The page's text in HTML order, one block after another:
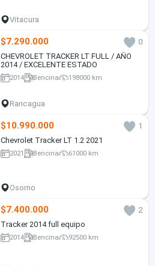
Vitacura
$7.290.000
0
CHEVROLET TRACKER LT FULL / AÑO
2014 / EXCELENTE ESTADO
2014 Bencina 198000 km
Rancagua
$10.990.000
1
Chevrolet Tracker LT 1.2 2021
2021 Bencina 61000 km
Osorno
$7.400.000
2
Tracker 2014 full equipo
2014 Bencina 92500 km